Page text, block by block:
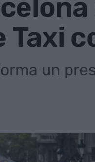
Taxi
un